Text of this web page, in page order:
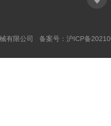
有限公司 备案号： 沪ICP备